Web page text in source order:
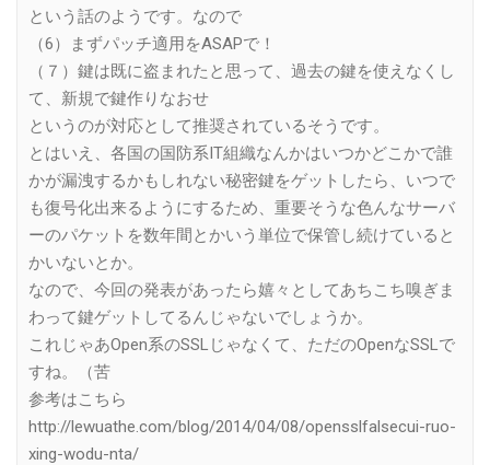
という話のようです。なので
（6）まずパッチ適用をASAPで！
（７）鍵は既に盗まれたと思って、過去の鍵を使えなくし
て、新規で鍵作りなおせ
というのが対応として推奨されているそうです。
とはいえ、各国の国防系IT組織なんかはいつかどこかで誰
かが漏洩するかもしれない秘密鍵をゲットしたら、いつで
も復号化出来るようにするため、重要そうな色んなサーバ
ーのパケットを数年間とかいう単位で保管し続けていると
かいないとか。
なので、今回の発表があったら嬉々としてあちこち嗅ぎま
わって鍵ゲットしてるんじゃないでしょうか。
これじゃあOpen系のSSLじゃなくて、ただのOpenなSSLで
すね。（苦
参考はこちら
http://lewuathe.com/blog/2014/04/08/opensslfalsecui-ruo-
xing-wodu-nta/